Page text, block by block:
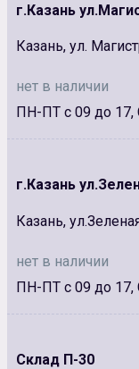
г.Казань
Казань, ул.
нет в наличии
ПН-ПТ с 09 до 17,
г.Казань
Казань,
нет в наличии
ПН-ПТ с 09 до 17,
Склад П-30